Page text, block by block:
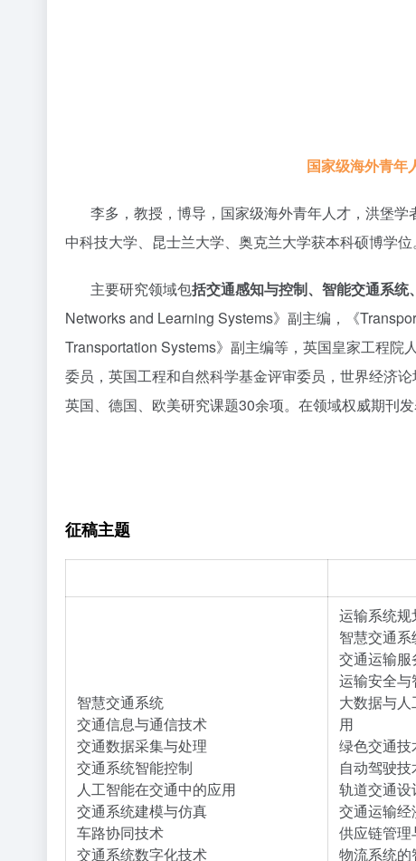
国家级海外青年
李多，教授，博导，国家级海外青年人才，洪堡学
中科技大学、昆士兰大学、奥克兰大学获本科硕博学
主要研究领域包括交通感知与控制、智能交通系
Networks and Learning Systems》副主编，《
Transportation Systems》副主编等，英国皇家工程
委员，英国工程和自然科学基金评审委员，世界经济
英国、德国、欧美研究课题30余项。在领域权威期刊发
征稿主题
智慧交通系统
交通信息与通信技术
交通数据采集与处理
交通系统智能控制
人工智能在交通中的应用
交通系统建模与仿真
车路协同技术
交通系统数字化技术
运输系统规
智慧交通
交通运输
运输安全
大数据与
用
绿色交通技
自动驾驶技
轨道交通设
交通运输经
供应链管
物流系统